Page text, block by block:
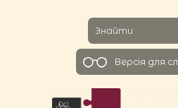
Версiя для